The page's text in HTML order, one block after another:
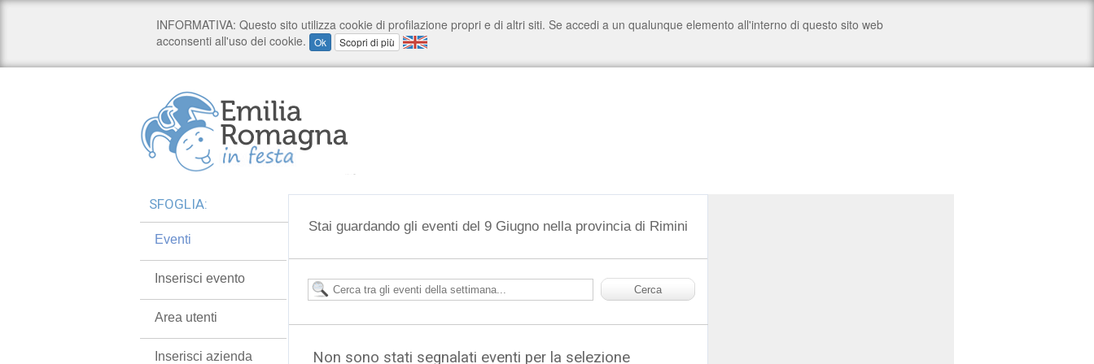
Stai guardando gli eventi del 9 Giugno nella provincia di Rimini
Non sono stati segnalati eventi per la selezione
SFOGLIA:
Eventi
Inserisci evento
Area utenti
Inserisci azienda